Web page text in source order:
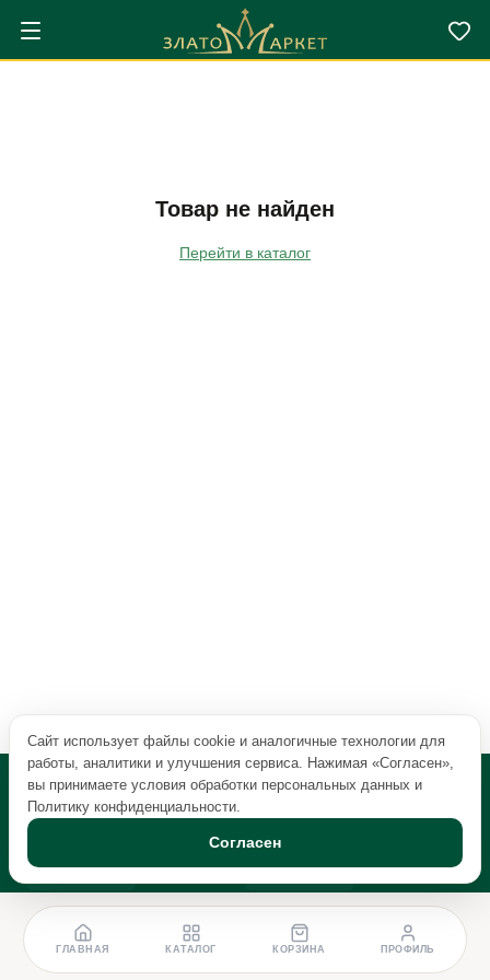
Товар не найден
Перейти в каталог
ГЛАВНАЯ КАТАЛОГ КОРЗИНА ПРОФИЛЬ
Сайт использует файлы cookie и аналогичные технологии для
работы, аналитики и улучшения сервиса. Нажимая «Согласен»,
вы принимаете условия обработки персональных данных и
Политику конфиденциальности.
Согласен